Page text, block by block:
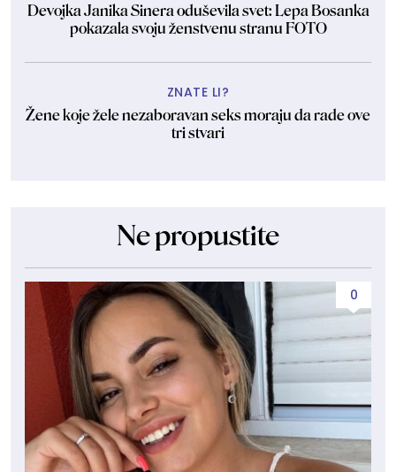
Devojka Janika Sinera oduševila svet: Lepa Bosanka
pokazala svoju ženstvenu stranu FOTO
ZNATE LI?
Žene koje žele nezaboravan seks moraju da rade ove
tri stvari
Ne propustite
0